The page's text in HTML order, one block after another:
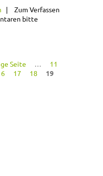
über Printer´s
Lounge
Zum Verfassen
bitte
Seite
11
17 18 19